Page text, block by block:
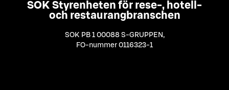
SOK Styrenheten för rese-, hotell-
och restaurangbranschen
SOK PB 1 00088 S-GRUPPEN ,
FO-nummer 0116323-1